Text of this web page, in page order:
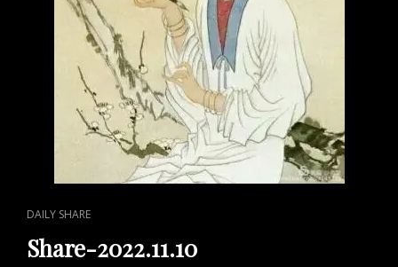
CAT
LINKS
DAILY SHARE
Share-2022.11.10